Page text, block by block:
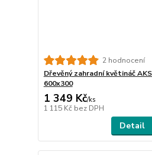
2 hodnocení
Dřevěný zahradní květináč
600x300
1 349 Kč/ks
1 115 Kč bez DPH
Detail